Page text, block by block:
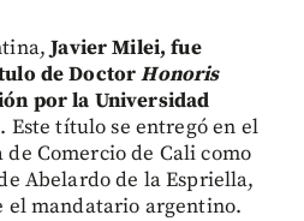
Javier Milei, fue
de DoctorHonoris
por la Universidad
. Este título se entregó en el
Comercio de Cali como
Abelardo de la Espriella,
el mandatario argentino.